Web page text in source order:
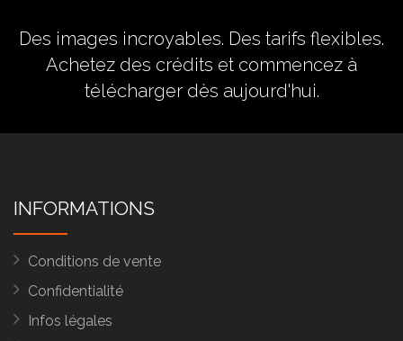
Des images incroyables. Des tarifs flexibles.
Achetez des crédits et commencez à
télécharger dès aujourd'hui.
INFORMATIONS
Conditions de vente
Confidentialité
Infos légales